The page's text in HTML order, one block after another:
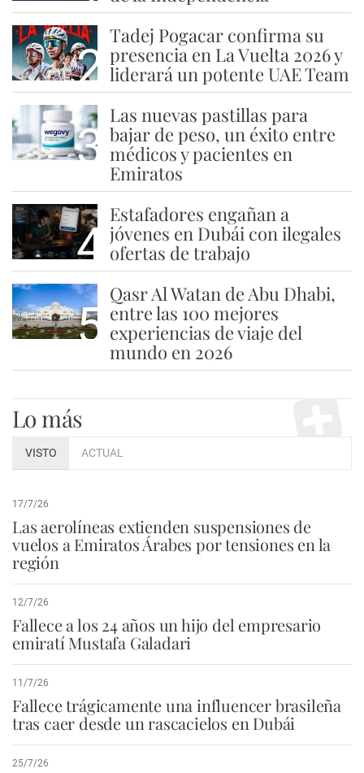
2
Tadej Pogacar confirma su
presencia en La Vuelta 2026 y
liderará un potente UAE Team
3
Las nuevas pastillas para
bajar de peso, un éxito entre
médicos y pacientes en
Emiratos
4
Estafadores engañan a
jóvenes en Dubái con ilegales
ofertas de trabajo
5
Qasr Al Watan de Abu Dhabi,
entre las 100 mejores
experiencias de viaje del
mundo en 2026
Lo más
VISTO ACTUAL
17/7/26
Las aerolíneas extienden suspensiones de
vuelos a Emiratos Árabes por tensiones en la
región
12/7/26
Fallece a los 24 años un hijo del empresario
emiratí Mustafa Galadari
11/7/26
Fallece trágicamente una influencer brasileña
tras caer desde un rascacielos en Dubái
25/7/26